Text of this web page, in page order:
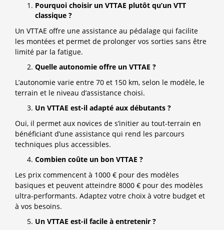
Pourquoi choisir un VTTAE plutôt qu’un VTT
classique ?
Un VTTAE offre une assistance au pédalage qui facilite
les montées et permet de prolonger vos sorties sans être
limité par la fatigue.
Quelle autonomie offre un VTTAE ?
L’autonomie varie entre 70 et 150 km, selon le modèle, le
terrain et le niveau d’assistance choisi.
Un VTTAE est-il adapté aux débutants ?
Oui, il permet aux novices de s’initier au tout-terrain en
bénéficiant d’une assistance qui rend les parcours
techniques plus accessibles.
Combien coûte un bon VTTAE ?
Les prix commencent à 1000 € pour des modèles
basiques et peuvent atteindre 8000 € pour des modèles
ultra-performants. Adaptez votre choix à votre budget et
à vos besoins.
Un VTTAE est-il facile à entretenir ?